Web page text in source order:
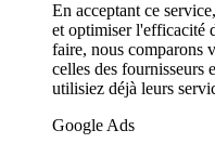
En acceptant ce
et optimiser l'efficacité
faire, nous comparons
celles des fournisseurs
utilisiez déjà leurs
Google Ads